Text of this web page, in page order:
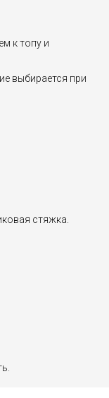
к топу и
выбирается при
стяжка.